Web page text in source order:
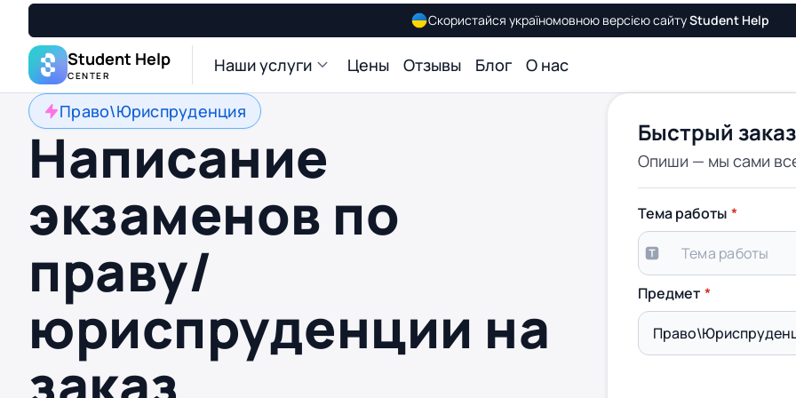
Скористайся україномовною версією сайтуStudent Help
Student Help
CENTER Наши услуги Цены Отзывы Блог О нас
Право\Юриспруденция
Написание
экзаменов по
праву/
юриспруденции на
Быстрый заказ
Опиши — мы сами
Тема работы
Предмет